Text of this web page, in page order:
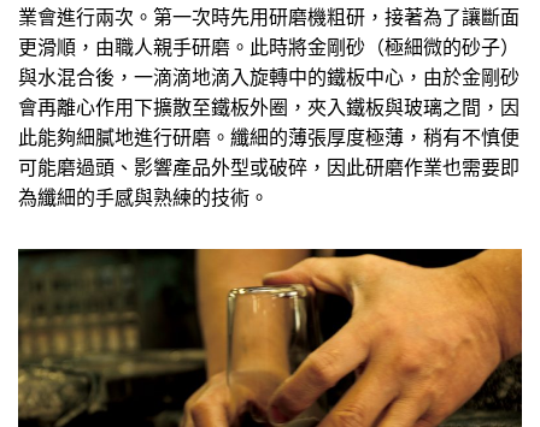
業會進行兩次。第一次時先用研磨機粗研，接著為了讓斷面
更滑順，由職人親手研磨。此時將金剛砂（極細微的砂子）
與水混合後，一滴滴地滴入旋轉中的鐵板中心，由於金剛砂
會再離心作用下擴散至鐵板外圈，夾入鐵板與玻璃之間，因
此能夠細膩地進行研磨。纖細的薄張厚度極薄，稍有不慎便
可能磨過頭、影響產品外型或破碎，因此研磨作業也需要即
為纖細的手感與熟練的技術。